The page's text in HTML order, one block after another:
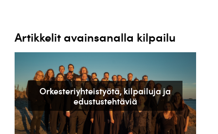
Artikkelit avainsanalla kilpailu
Orkesteriyhteistyötä, kilpailuja ja
edustustehtäviä